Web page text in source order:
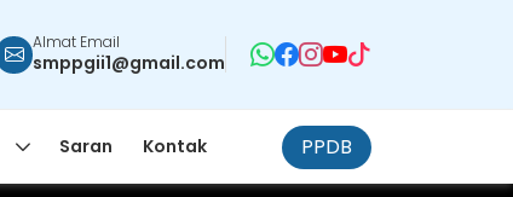
Almat Email
smppgii1@gmail.com
Saran Kontak PPDB